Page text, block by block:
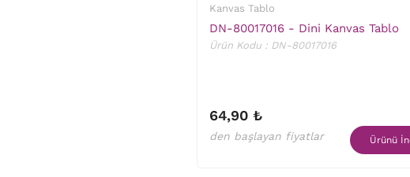
Kanvas Tablo
DN-80017016 - Dini Kanvas Tablo
Ürün Kodu : DN-80017016
64,90 ₺
den başlayan fiyatlar Ürünü